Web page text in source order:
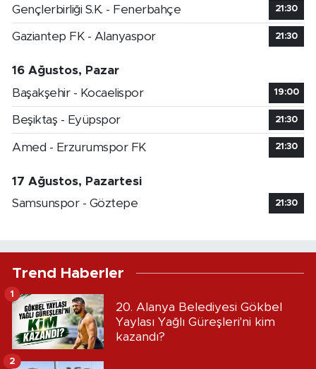
Gençlerbirliği S.K. - Fenerbahçe 21:30
Gaziantep FK - Alanyaspor 21:30
16 Ağustos, Pazar
Başakşehir - Kocaelispor
19:00
Beşiktaş - Eyüpspor 21:30
Amed - Erzurumspor FK 21:30
17 Ağustos, Pazartesi
Samsunspor - Göztepe
21:30
Trend Haberler
20. Alanya Belediyesi Gökbel
Yaylası Yağlı Güreşleri'ni kim
kazandı?
1
2